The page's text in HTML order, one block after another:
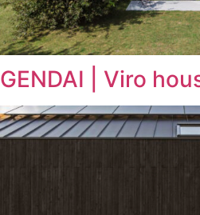
GENDAI | Viro